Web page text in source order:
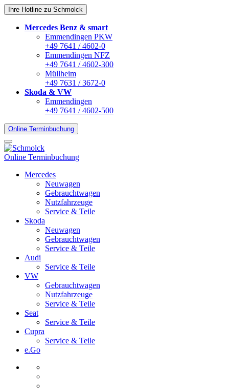
Ihre Hotline zu Schmolck
Mercedes Benz & smart
Emmendingen PKW
+49 7641 / 4602-0
Emmendingen NFZ
+49 7641 / 4602-300
Müllheim
+49 7631 / 3672-0
Skoda & VW
Emmendingen
+49 7641 / 4602-500
Online Terminbuchung
Online Terminbuchung
Mercedes
Neuwagen
Gebrauchtwagen
Nutzfahrzeuge
Service & Teile
Skoda
Neuwagen
Gebrauchtwagen
Service & Teile
Audi
Service & Teile
VW
Gebrauchtwagen
Nutzfahrzeuge
Service & Teile
Seat
Service & Teile
Cupra
Service & Teile
e.Go